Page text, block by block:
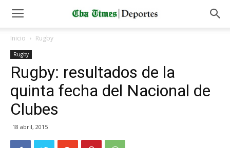
Inicio Rugby
Rugby
Rugby: resultados de la
quinta fecha del Nacional de
Clubes
18 abril, 2015